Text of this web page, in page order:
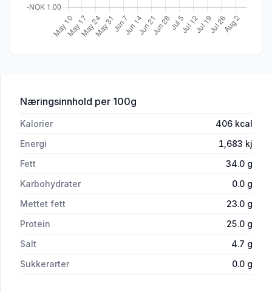
Næringsinnhold for 'Galbani Pecorino Romano DOP
per 100g
Kalorier 406 kcal
Energi
1,683 kj
Fett
34.0 g
Karbohydrater
0.0 g
Mettet fett
23.0 g
Protein
25.0 g
Salt
4.7 g
Sukkerarter
0.0 g